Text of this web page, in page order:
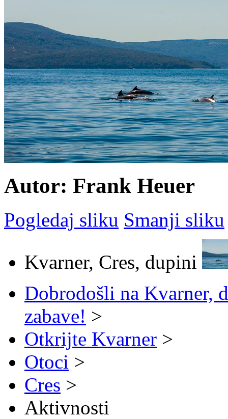
Autor: Frank Heuer
Pogledaj sliku Smanji sliku
Kvarner, Cres, dupini
Dobrodošli na Kvarner,
zabave! >
Otkrijte Kvarner >
Otoci >
Cres >
Aktivnosti